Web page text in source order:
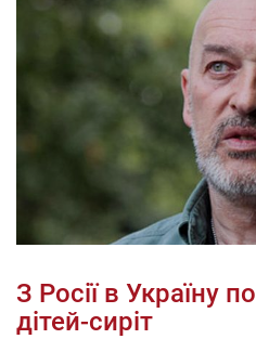
З Росії в Україну
дітей-сиріт